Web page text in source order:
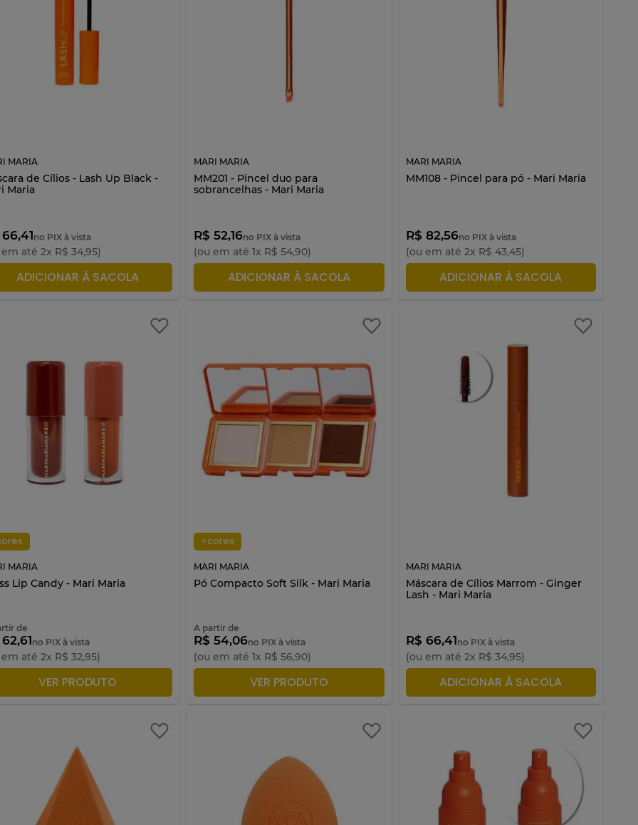
MARIA
de Cílios - Lash Up Black -
Maria
no PIX à vista
em até 2x R$ 34,95)
ADICIONAR À SACOLA
MARI MARIA
MM201 - Pincel duo para
sobrancelhas - Mari Maria
R$ 52,16no PIX à vista
(ou em até1x R$ 54,90)
ADICIONAR À SACOLA
MARI MARIA
MM108 - Pincel para pó - Mari Maria
R$ 82,56no PIX à vista
(ou em até 2x R$ 43,45)
ADICIONAR À SACOLA
MARIA
Lip Candy - Mari Maria
de
no PIX à vista
em até 2x R$ 32,95)
ADICIONAR À SACOLA
VER PRODUTO
+cores
MARI MARIA
Pó Compacto Soft Silk - Mari Maria
A partir de
R$ 54,06no PIX à vista
(ou em até1x R$ 56,90)
ADICIONAR À SACOLA
VER PRODUTO
MARI MARIA
Máscara de Cílios Marrom - Ginger
Lash - Mari Maria
R$ 66,41no PIX à vista
(ou em até 2x R$ 34,95)
ADICIONAR À SACOLA